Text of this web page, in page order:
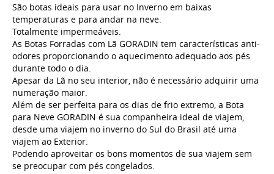
São botas ideais para usar no Inverno em baixas
temperaturas e para andar na neve.
Totalmente impermeáveis.
As Botas Forradas com Lã GORADIN tem características anti-
odores proporcionando o aquecimento adequado aos pés
durante todo o dia.
Apesar da Lã no seu interior, não é necessário adquirir uma
numeração maior.
Além de ser perfeita para os dias de frio extremo, a Bota
para Neve GORADIN é sua companheira ideal de viajem,
desde uma viajem no inverno do Sul do Brasil até uma
viajem ao Exterior.
Podendo aproveitar os bons momentos de sua viajem sem
se preocupar com pés congelados.